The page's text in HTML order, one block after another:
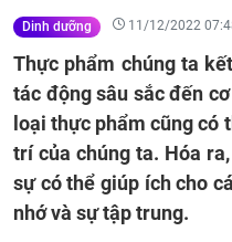
Dinh dưỡng 11/12/2022
Thực phẩm chúng ta
tác động sâu sắc đến
loại thực phẩm cũng có
trí của chúng ta. Hóa
sự có thể giúp ích cho
nhớ và sự tập trung.